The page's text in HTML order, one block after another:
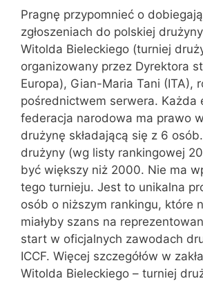
Pragnę przypomnieć o
zgłoszeniach do polskiej
Witolda Bieleckiego (turniej
organizowany przez Dyrektora
Europa), Gian-Maria Tani (ITA),
pośrednictwem serwera. Każda
federacja narodowa ma prawo
drużynę składającą się z 6
drużyny (wg listy rankingowej
być większy niż 2000. Nie ma
tego turnieju. Jest to unikalna
osób o niższym rankingu, które
miałyby szans na
start w oficjalnych zawodach
ICCF. Więcej szczegółów w
Witolda Bieleckiego – turniej